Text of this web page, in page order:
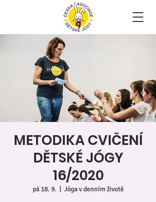
METODIKA CVIČENÍ
DĚTSKÉ JÓGY
16/2020
pá 18. 9. Jóga v denním životě